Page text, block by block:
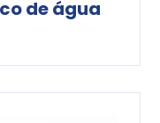
de água